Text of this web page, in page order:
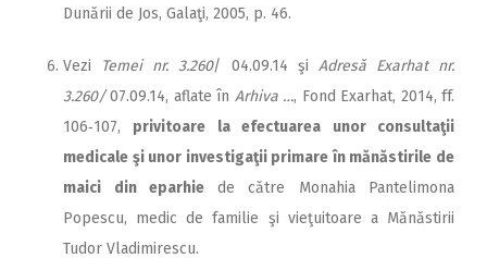
Dunării de Jos, Galaţi, 2005, p. 46.
Vezi Temei nr. 3.260/ 04.09.14 şi Adresă Exarhat nr.
3.260/07.09.14, aflate în Arhiva …, Fond Exarhat, 2014, ff.
106‑107, privitoare la efectuarea unor consultaţii
medicale şi unor investigaţii primare în mănăstirile de
maici din eparhie de către Monahia Pantelimona
Popescu, medic de familie şi vieţuitoare a Mănăstirii
Tudor Vladimirescu.